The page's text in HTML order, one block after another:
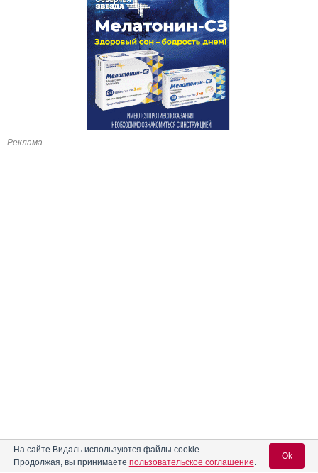
Реклама
На сайте Видаль используются файлы cookie
Продолжая, вы принимаете пользовательское соглашение.
Ok